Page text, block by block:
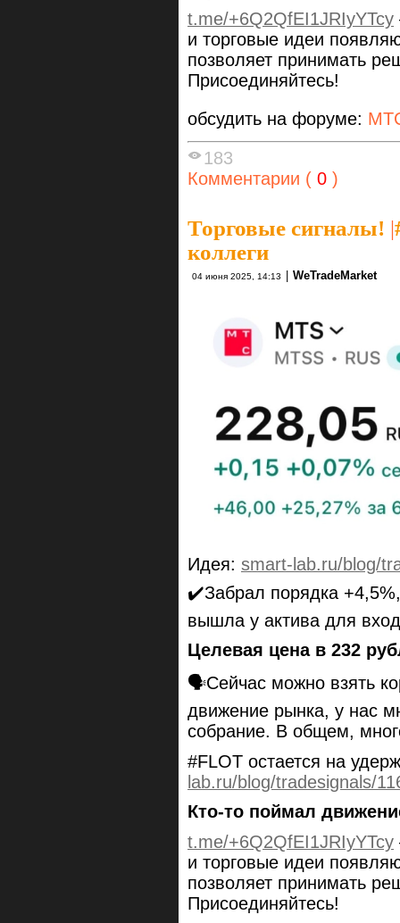
t.me/+6Q2QfEI1JRIyYTcy
и торговые идеи
позволяет принимать
Присоединяйтесь!
обсудить на форуме:
183
Комментарии ( 0 )
Торговые сигналы! |
коллеги
04 июня 2025, 14:13 WeTradeMarket
Идея: smart-lab.ru/blog/
✔️Забрал порядка
вышла у актива для
Целевая цена в 232
🗣Сейчас можно взять
движение рынка, у нас
собрание. В общем,
#FLOT остается на
lab.ru/blog/tradesignals/
Кто-то поймал
t.me/+6Q2QfEI1JRIyYTcy
и торговые идеи
позволяет принимать
Присоединяйтесь!